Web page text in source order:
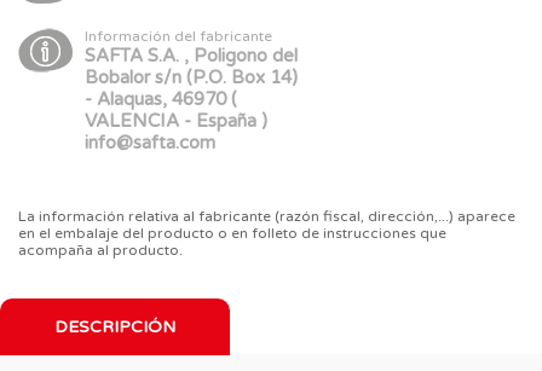
Información del fabricante
SAFTA S.A. , Poligono del
Bobalor s/n (P.O. Box 14)
- Alaquas, 46970 (
VALENCIA - España )
info@safta.com
La información relativa al fabricante (razón fiscal, dirección,...) aparece
en el embalaje del producto o en folleto de instrucciones que
acompaña al producto.
DESCRIPCIÓN